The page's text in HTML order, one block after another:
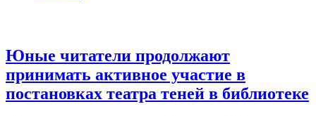
Юные читатели продолжают
принимать активное участие в
постановках театра теней в библиотеке